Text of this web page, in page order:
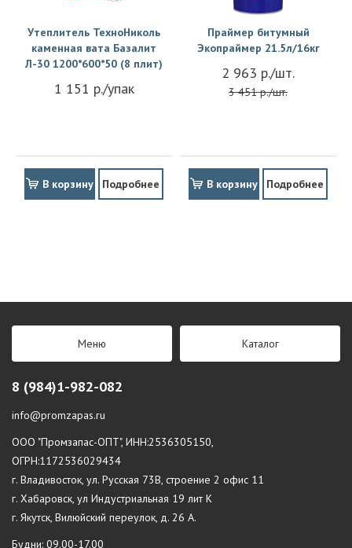
Утеплитель ТехноНиколь
каменная вата Базалит
Л-30 1200*600*50 (8 плит)
1 151 р./упак
В корзину Подробнее
Праймер битумный
Экопраймер 21.5л/16кг
2 963 р./шт.
3 451 р./шт.
В корзину Подробнее
Меню Каталог
8 (984)1-982-082
info@promzapas.ru
ООО "Промзапас-ОПТ", ИНН:2536305150,
ОГРН:1172536029434
г. Владивосток, ул. Русская 73В, строение 2 офис 11
г. Хабаровск, ул Индустриальная 19 лит К
г. Якутск, Вилюйский переулок, д. 26 А.
Будни: 09.00-17.00